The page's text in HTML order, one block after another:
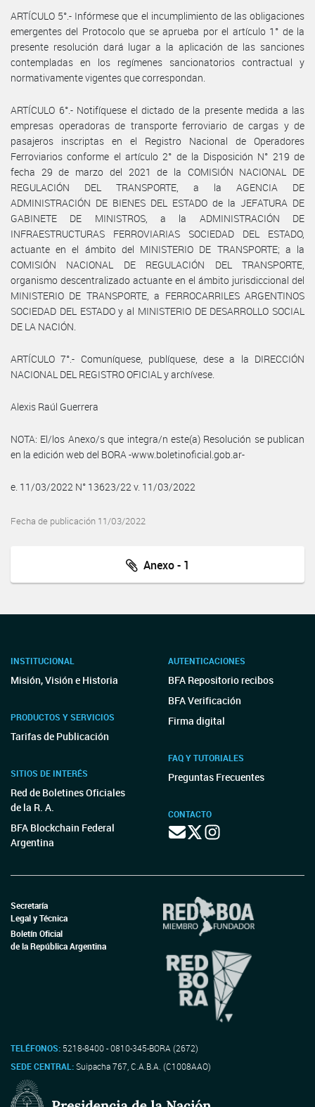
ARTÍCULO 5°.- Infórmese que el incumplimiento de las obligaciones
emergentes del Protocolo que se aprueba por el artículo 1° de la
presente resolución dará lugar a la aplicación de las sanciones
contempladas en los regímenes sancionatorios contractual y
normativamente vigentes que correspondan.
ARTÍCULO 6°.- Notifíquese el dictado de la presente medida a las
empresas operadoras de transporte ferroviario de cargas y de
pasajeros inscriptas en el Registro Nacional de Operadores
Ferroviarios conforme el artículo 2° de la Disposición N° 219 de
fecha 29 de marzo del 2021 de la COMISIÓN NACIONAL DE
REGULACIÓN DEL TRANSPORTE, a la AGENCIA DE
ADMINISTRACIÓN DE BIENES DEL ESTADO de la JEFATURA DE
GABINETE DE MINISTROS, a la ADMINISTRACIÓN DE
INFRAESTRUCTURAS FERROVIARIAS SOCIEDAD DEL ESTADO,
actuante en el ámbito del MINISTERIO DE TRANSPORTE; a la
COMISIÓN NACIONAL DE REGULACIÓN DEL TRANSPORTE,
organismo descentralizado actuante en el ámbito jurisdiccional del
MINISTERIO DE TRANSPORTE, a FERROCARRILES ARGENTINOS
SOCIEDAD DEL ESTADO y al MINISTERIO DE DESARROLLO SOCIAL
DE LA NACIÓN.
ARTÍCULO 7°.- Comuníquese, publíquese, dese a la DIRECCIÓN
NACIONAL DEL REGISTRO OFICIAL y archívese.
Alexis Raúl Guerrera
NOTA: El/los Anexo/s que integra/n este(a) Resolución se publican
en la edición web del BORA -www.boletinoficial.gob.ar-
e. 11/03/2022 N° 13623/22 v. 11/03/2022
Fecha de publicación 11/03/2022
Anexo - 1
INSTITUCIONAL
Misión, Visión e Historia
PRODUCTOS Y SERVICIOS
Tarifas de Publicación
SITIOS DE INTERÉS
Red de Boletines Oficiales
de la R. A.
BFA Blockchain Federal
Argentina
AUTENTICACIONES
BFA Repositorio recibos
BFA Verificación
Firma digital
FAQ Y TUTORIALES
Preguntas Frecuentes
CONTACTO
Secretaría
Legal y Técnica
Boletín Oficial
de la República Argentina
TELÉFONOS: 5218-8400 - 0810-345-BORA (2672)
SEDE CENTRAL:Suipacha 767, C.A.B.A. (C1008AAO)